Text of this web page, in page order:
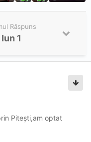
Răspuns
Iun 1
Pitești,am optat